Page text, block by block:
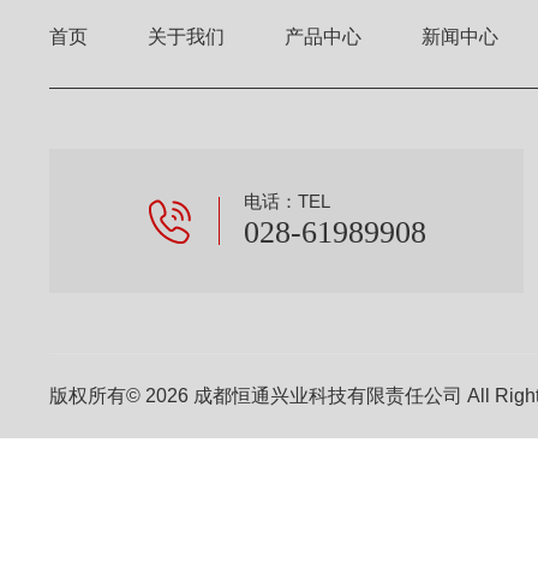
首页 关于我们 产品中心 新闻中心
电话：TEL
028-61989908
版权所有© 2026 成都恒通兴业科技有限责任公司 All